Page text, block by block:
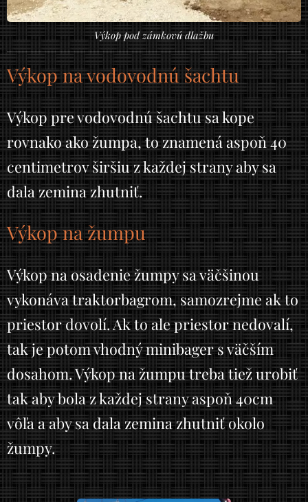
Výkop pod zámkovú dlažbu
Výkop na vodovodnú šachtu
Výkop pre vodovodnú šachtu sa kope
rovnako ako žumpa, to znamená aspoň 40
centimetrov širšiu z každej strany aby sa
dala zemina zhutniť.
Výkop na žumpu
Výkop na osadenie žumpy sa väčšinou
vykonáva traktorbagrom, samozrejme ak to
priestor dovolí. Ak to ale priestor nedovalí,
tak je potom vhodný minibager s väčším
dosahom. Výkop na žumpu treba tiež urobiť
tak aby bola z každej strany aspoň 40cm
vôľa a aby sa dala zemina zhutniť okolo
žumpy.